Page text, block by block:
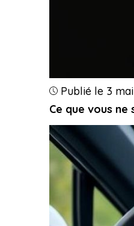
Ce que vous
Publié le 3